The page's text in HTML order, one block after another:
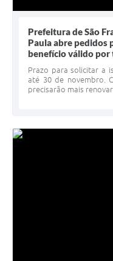
Prefeitura de São
Paula abre pedidos
benefício válido por
Prazo para solicitar a
até 30 de novembro.
precisarão mais